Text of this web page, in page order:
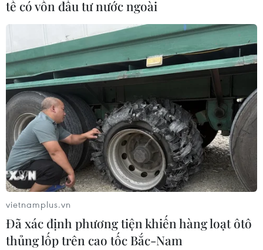
TIN LIÊN QUAN
tế có vốn đầu tư nước ngoài
vietnamplus.vn
Đã xác định phương tiện khiến hàng loạt ôtô
thủng lốp trên cao tốc Bắc-Nam